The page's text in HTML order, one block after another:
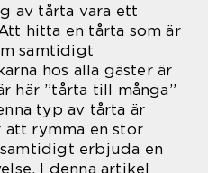
av tårta vara ett
hitta en tårta som är
samtidigt
hos alla gäster är
här ”tårta till många”
typ av tårta är
rymma en stor
erbjuda en
I denna artikel